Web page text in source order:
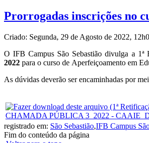
Prorrogadas inscrições no
Criado: Segunda, 29 de Agosto de 2022,
O IFB Campus São Sebastião divulga a 1ª
2022 para o curso de Aperfeiçoamento em
As dúvidas deverão ser encaminhadas por
CHAMADA PÚBLICA 3_2022 -
registrado em: São Sebastião,IFB Campus
Fim do conteúdo da página